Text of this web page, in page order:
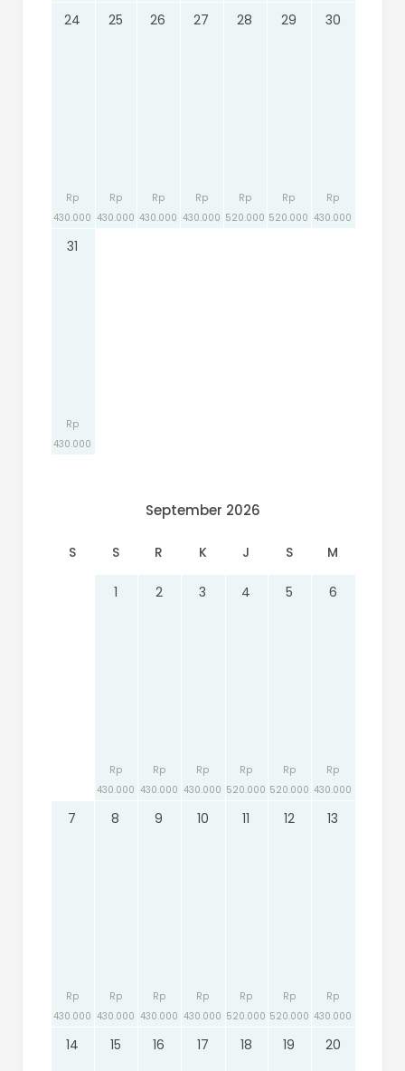
24
Rp
430.000
25
Rp
430.000
26
Rp
430.000
27
Rp
430.000
28
Rp
520.000
29
Rp
520.000
30
Rp
430.000
31
Rp
430.000
September 2026
S S R K J S M
1
Rp
430.000
2
Rp
430.000
3
Rp
430.000
4
Rp
520.000
5
Rp
520.000
6
Rp
430.000
7
Rp
430.000
8
Rp
430.000
9
Rp
430.000
10
Rp
430.000
11
Rp
520.000
12
Rp
520.000
13
Rp
430.000
14 15 16 17 18 19 20